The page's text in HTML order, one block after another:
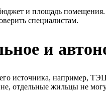
и площадь
специалистам.
и
источника, например, ТЭЦ
отдельные жильцы не